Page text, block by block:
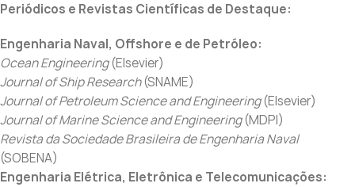
Periódicos e Revistas Científicas de Destaque:
Engenharia Naval, Offshore e de Petróleo:
Ocean Engineering(Elsevier)
Journal of Ship Research(SNAME)
Journal of Petroleum Science and Engineering(Elsevier)
Journal of Marine Science and Engineering(MDPI)
Revista da Sociedade Brasileira de Engenharia Naval
(SOBENA)
Engenharia Elétrica, Eletrônica e Telecomunicações: